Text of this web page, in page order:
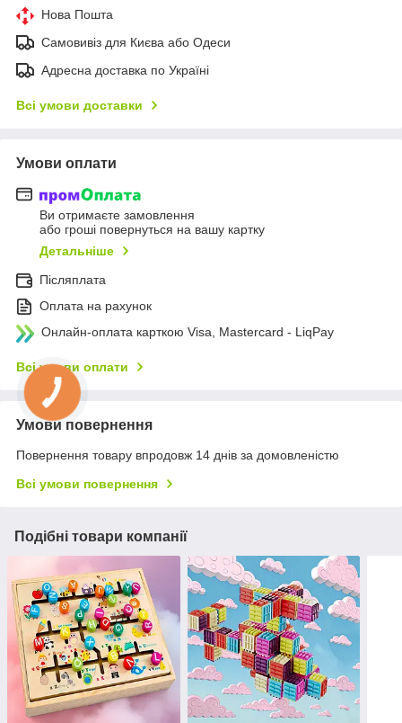
Нова Пошта
Самовивіз для Києва або Одеси
Адресна доставка по Україні
Всі умови доставки
Умови оплати
Ви отримаєте замовлення
або гроші повернуться на вашу картку
Детальніше
Післяплата
Оплата на рахунок
Онлайн-оплата карткою Visa, Mastercard - LiqPay
Всі умови оплати
Умови повернення
Повернення товару впродовж 14 днів за домовленістю
Всі умови повернення
Подібні товари компанії